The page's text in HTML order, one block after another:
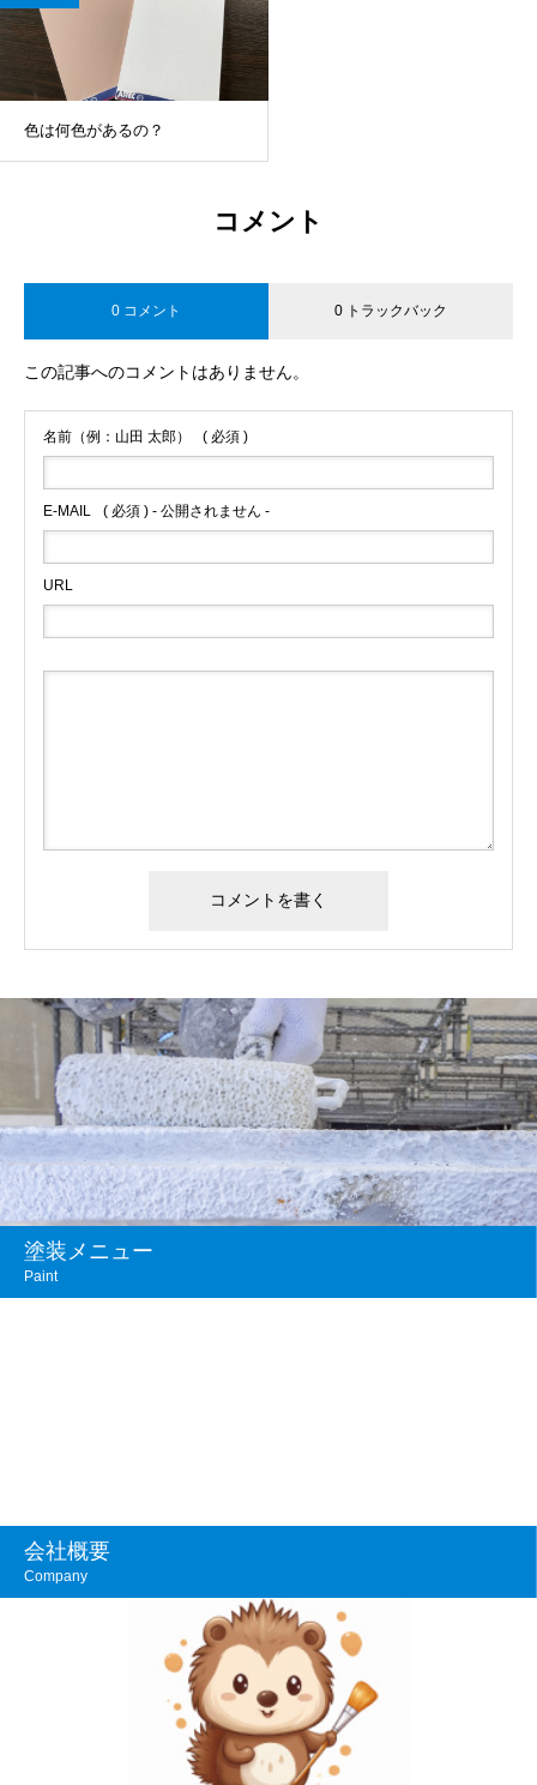
色は何色があるの？
コメント
0 コメント 0 トラックバック
この記事へのコメントはありません。
名前（例：山田 太郎） ( 必須 )
E-MAIL ( 必須 ) - 公開されません -
URL
塗装メニュー
Paint
会社概要
Company